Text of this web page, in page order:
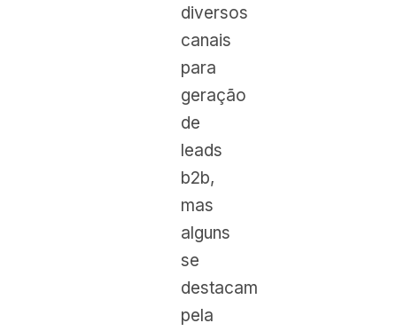
diversos
canais
para
geração
de
leads
b2b,
mas
alguns
se
destacam
pela